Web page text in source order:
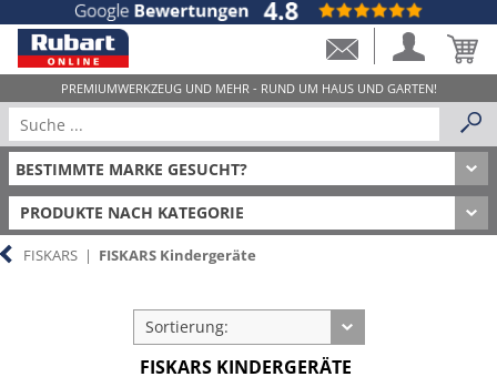
PRODUKTE NACH KATEGORIE
FISKARS | FISKARS Kindergeräte
Sortierung:
FISKARS KINDERGERÄTE